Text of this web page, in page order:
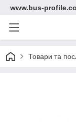
www.bus-
Товари та